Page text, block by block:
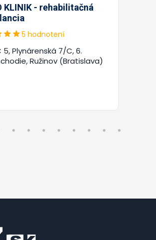
KLINIK - rehabilitačná
5 hodnotení
5, Plynárenská 7/C, 6.
Ružinov (Bratislava)